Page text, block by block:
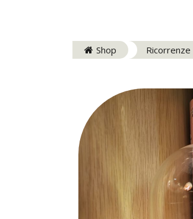
Shop Ricorrenze